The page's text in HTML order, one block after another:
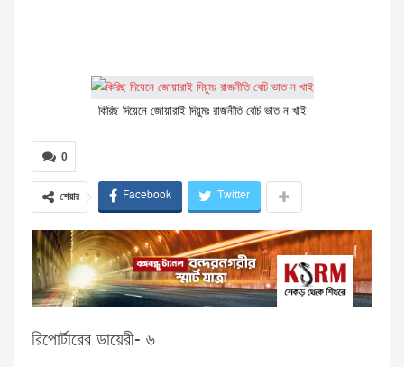
কিরিছ দিয়েনে জোয়ারাই দিয়ুমঃ রাজনীতি বেচি ভাত ন খাই
0
শেয়ার Facebook Twitter
রিপোর্টারের ডায়েরী- ৬